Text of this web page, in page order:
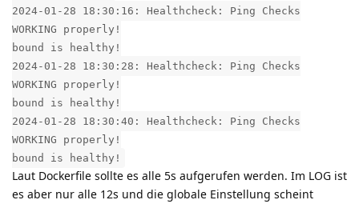
2024-01-28 18:30:16: Healthcheck: Ping Checks
WORKING properly!
bound is healthy!
2024-01-28 18:30:28: Healthcheck: Ping Checks
WORKING properly!
bound is healthy!
2024-01-28 18:30:40: Healthcheck: Ping Checks
WORKING properly!
bound is healthy!
Laut Dockerfile sollte es alle 5s aufgerufen werden. Im LOG ist
es aber nur alle 12s und die globale Einstellung scheint